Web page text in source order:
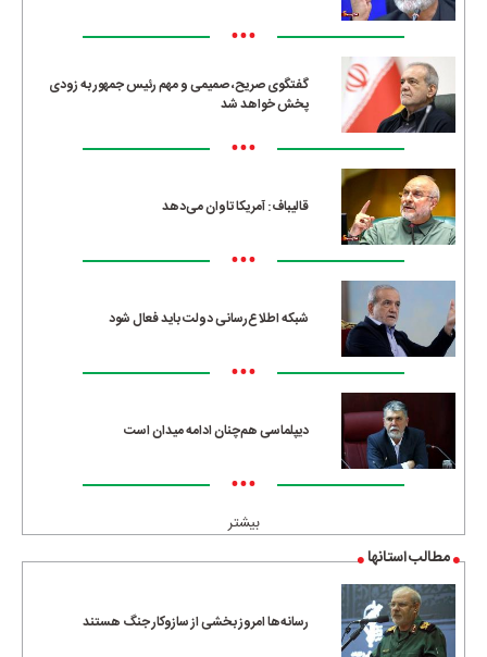
•••
گفتگوی صریح، صمیمی و مهم رئیس جمهور به زودی
پخش خواهد شد
•••
قالیباف: آمریکا تاوان می‌دهد
•••
شبکه اطلاع‌رسانی دولت باید فعال شود
•••
دیپلماسی هم‌چنان ادامه میدان است
•••
بیشتر
مطالب استانها
رسانه‌ها امروز بخشی از سازوکار جنگ هستند